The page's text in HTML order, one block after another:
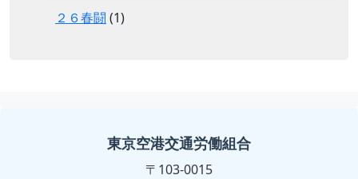
２６春闘 (1)
東京空港交通労働組合
〒103-0015